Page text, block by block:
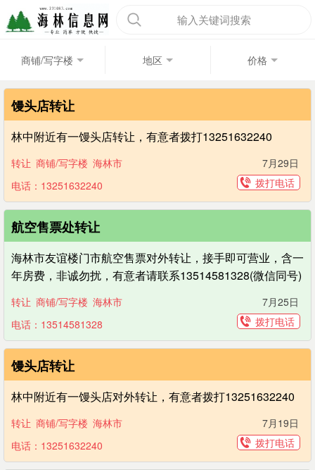
输入关键词搜索
商铺/写字楼 地区 价格
馒头店转让
林中附近有一馒头店转让，有意者拨打13251632240
转让 商铺/写字楼 海林市
7月29日
电话：13251632240
拨打电话
航空售票处转让
海林市友谊楼门市航空售票对外转让，接手即可营业，含一
年房费，非诚勿扰，有意者请联系13514581328(微信同号)
转让 商铺/写字楼 海林市
7月25日
电话：13514581328
拨打电话
馒头店转让
林中附近有一馒头店对外转让，有意者拨打13251632240
转让 商铺/写字楼 海林市
7月19日
电话：13251632240
拨打电话